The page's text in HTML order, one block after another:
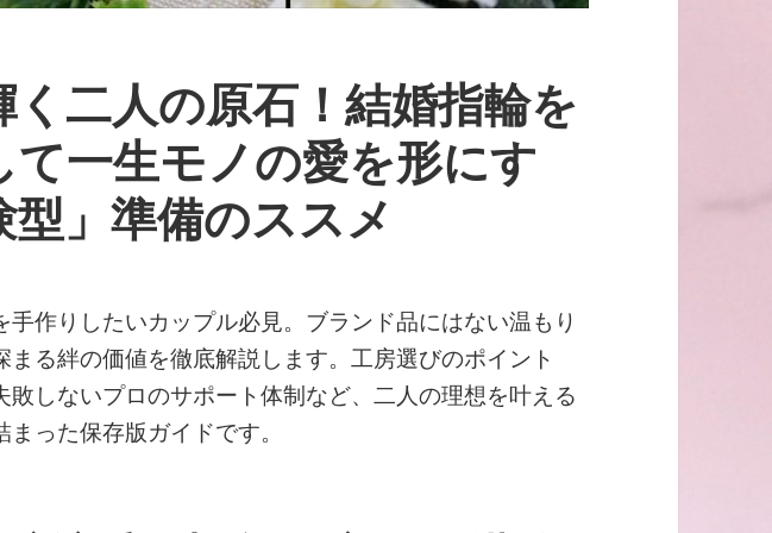
く二人の原石！結婚指輪を
て一生モノの愛を形にす
型」準備のススメ
手作りしたいカップル必見。ブランド品にはない温もり
まる絆の価値を徹底解説します。工房選びのポイント
敗しないプロのサポート体制など、二人の理想を叶える
った保存版ガイドです。